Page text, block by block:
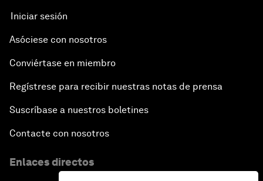
Iniciar sesión
Asóciese con nosotros
Conviértase en miembro
Regístrese para recibir nuestras notas de prensa
Suscríbase a nuestros boletines
Contacte con nosotros
Enlaces directos